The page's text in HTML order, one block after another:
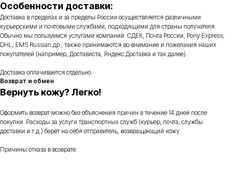
Особенности доставки:
Доставка в пределах и за пределы России осуществляется различными
курьерскими и почтовыми службами, подходящими для страны получателя.
Обычно мы пользуемся услугами компаний: СДЕК, Почта России, Pony Express,
DHL, EMS Russian др., также принимаются во внимание и пожелания наших
покупателей (например, Достависта, Яндекс.Доставка и так далее).
Доставка оплачивается отдельно.
Возврат и обмен
Вернуть кожу? Легко!
Оформить возврат можно без объяснения причин в течение 14 дней после
покупки. Расходы за услуги транспортных служб (курьер, почта, службы
доставки и т.д.) берёт на себя отправитель, возвращающий кожу.
Причины отказа в возврате: